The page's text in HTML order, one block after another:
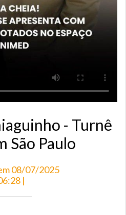
- Turnê
São Paulo
08/07/2025
|